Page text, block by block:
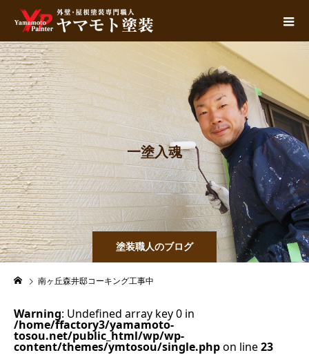
塗装職人のブログ
一塗入魂
南ヶ丘森井邸コーキング工事中
Warning: Undefined array key 0 in
/home/ffactory3/yamamoto-
tosou.net/public_html/wp/wp-
content/themes/ymtosou/single.phpon line23